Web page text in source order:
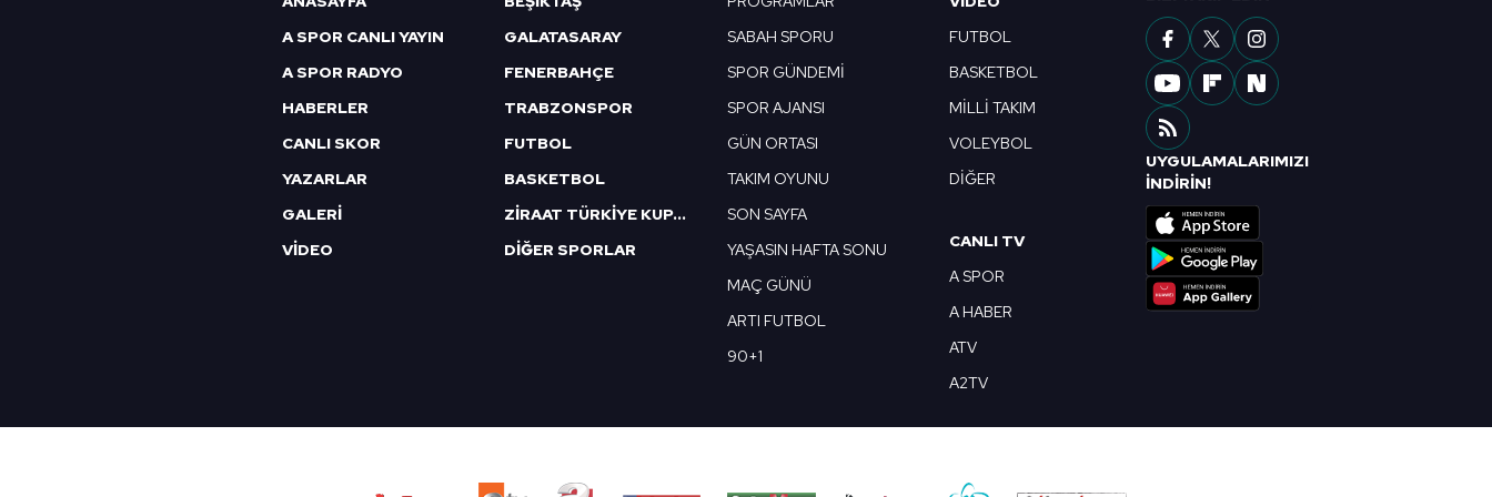
A SPOR CANLI YAYIN
A SPOR RADYO
HABERLER
CANLI SKOR
YAZARLAR
GALERİ
VİDEO
GALATASARAY
FENERBAHÇE
TRABZONSPOR
FUTBOL
BASKETBOL
ZİRAAT TÜRKİYE KUPASI
DİĞER SPORLAR
SABAH SPORU
SPOR GÜNDEMİ
SPOR AJANSI
GÜN ORTASI
TAKIM OYUNU
SON SAYFA
YAŞASIN HAFTA SONU
MAÇ GÜNÜ
ARTI FUTBOL
90+1
FUTBOL
BASKETBOL
MİLLİ TAKIM
VOLEYBOL
DİĞER
CANLI TV
A SPOR
A HABER
ATV
A2TV
UYGULAMALARIMIZI
İNDİRİN!